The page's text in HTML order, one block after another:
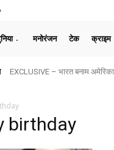
मनोरंजन टेक क्राइम
EXCLUSIVE – भारत बनाम
birthday